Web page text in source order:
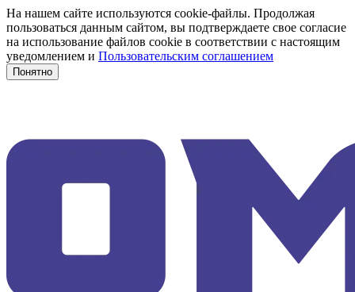
На нашем сайте используются cookie-файлы. Продолжая
пользоваться данным сайтом, вы подтверждаете свое согласие
на использование файлов cookie в соответствии с настоящим
уведомлением и Пользовательским соглашением
Понятно